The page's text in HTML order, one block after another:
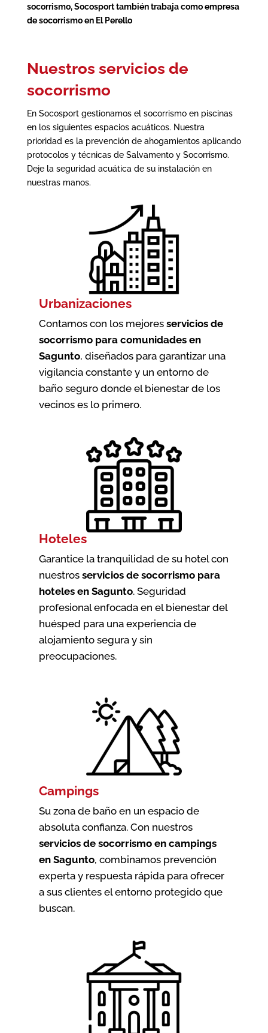
socorrismo, Socosport también trabaja comoempresa
de socorrismo en El Perello
Nuestros servicios de
socorrismo
En Socosport gestionamos el socorrismo en piscinas
en los siguientes espacios acuáticos. Nuestra
prioridad es la prevención de ahogamientos aplicando
protocolos y técnicas de Salvamento y Socorrismo.
Deje la seguridad acuática de su instalación en
nuestras manos.
Urbanizaciones
Contamos con los mejores servicios de
socorrismo para comunidades en
Sagunto, diseñados para garantizar una
vigilancia constante y un entorno de
baño seguro donde el bienestar de los
vecinos es lo primero.
Hoteles
Garantice la tranquilidad de su hotel con
nuestros servicios de socorrismo para
hoteles en Sagunto. Seguridad
profesional enfocada en el bienestar del
huésped para una experiencia de
alojamiento segura y sin
preocupaciones.
Campings
Su zona de baño en un espacio de
absoluta confianza. Con nuestros
servicios de socorrismo en campings
en Sagunto, combinamos prevención
experta y respuesta rápida para ofrecer
a sus clientes el entorno protegido que
buscan.